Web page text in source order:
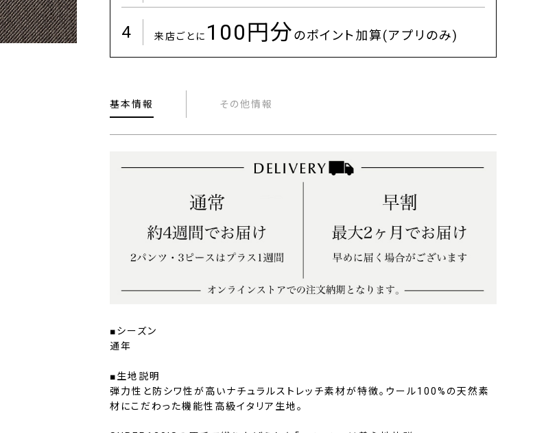
4 来店ごとに 100円分のポイント加算(アプリのみ)
基本情報 その他情報
■シーズン
通年
■生地説明
弾力性と防シワ性が高いナチュラルストレッチ素材が特徴。ウール100%の天然素
材にこだわった機能性高級イタリア生地。